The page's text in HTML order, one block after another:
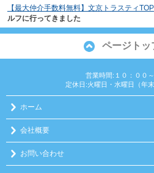
【最大仲介手数料無料】文京トラスティTOP
ルフに行ってきました
ページトッ
営業時間:１０：００
定休日:火曜日・水曜日（年
ホーム
会社概要
お問い合わせ